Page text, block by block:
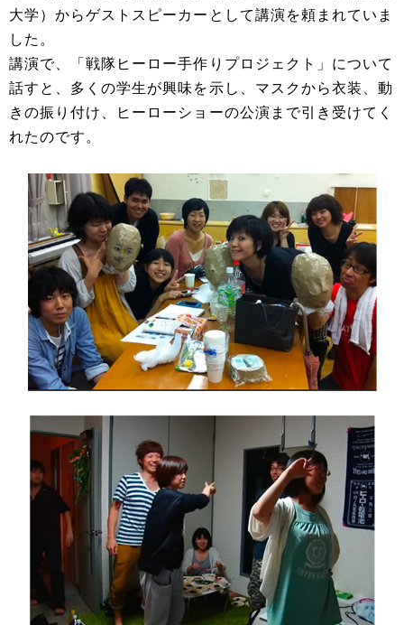
大学）からゲストスピーカーとして講演を頼まれていま
した。
講演で、「戦隊ヒーロー手作りプロジェクト」について
話すと、多くの学生が興味を示し、マスクから衣装、動
きの振り付け、ヒーローショーの公演まで引き受けてく
れたのです。